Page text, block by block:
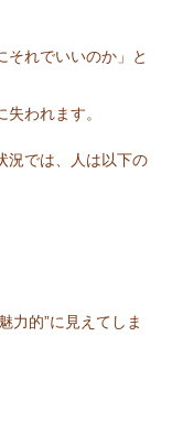
それでいいのか」と
われます。
況では、人は以下の
力的”に見えてしま